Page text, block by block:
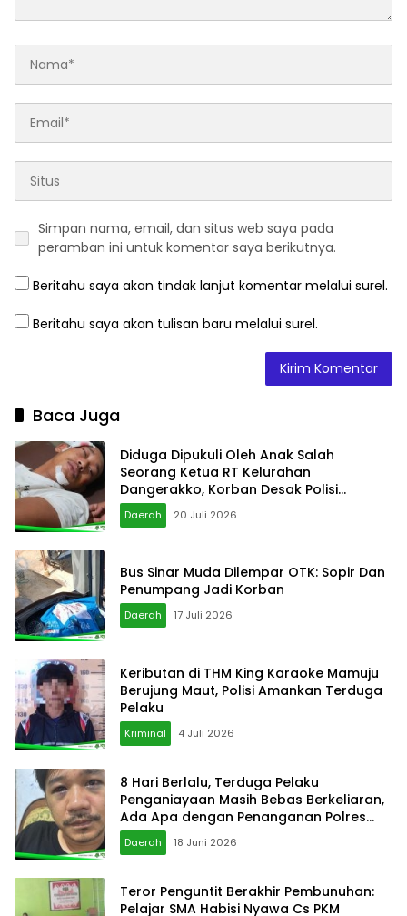
Simpan nama, email, dan situs web saya pada
peramban ini untuk komentar saya berikutnya.
Beritahu saya akan tindak lanjut komentar melalui surel.
Beritahu saya akan tulisan baru melalui surel.
Baca Juga
Diduga Dipukuli Oleh Anak Salah
Seorang Ketua RT Kelurahan
Dangerakko, Korban Desak Polisi
Bertindak Cepat
Daerah 20 Juli 2026
Bus Sinar Muda Dilempar OTK: Sopir Dan
Penumpang Jadi Korban
Daerah 17 Juli 2026
Keributan di THM King Karaoke Mamuju
Berujung Maut, Polisi Amankan Terduga
Pelaku
Kriminal 4 Juli 2026
8 Hari Berlalu, Terduga Pelaku
Penganiayaan Masih Bebas Berkeliaran,
Ada Apa dengan Penanganan Polres
Palopo?
Daerah 18 Juni 2026
Teror Penguntit Berakhir Pembunuhan:
Pelajar SMA Habisi Nyawa Cs PKM